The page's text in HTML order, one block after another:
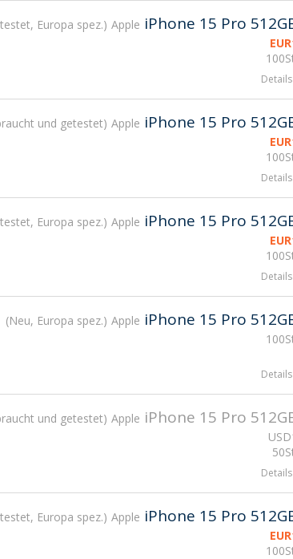
Europa spez. Apple iPhone 15 Pro
EUR
Details
und getestet Apple iPhone 15 Pro
EUR
Details
Europa spez. Apple iPhone 15 Pro
EUR
Details
Neu, Europa spez. Apple iPhone 15 Pro
Details
und getestet Apple iPhone 15 Pro
USD
Details
Europa spez. Apple iPhone 15 Pro
EUR